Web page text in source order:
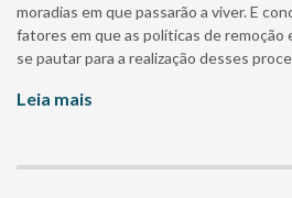
moradias em que passarão a viver. E
fatores em que as políticas de
se pautar para a realização desses
Leia mais